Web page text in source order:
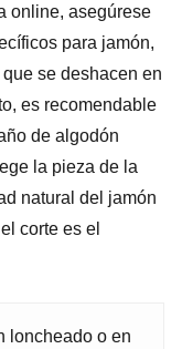
online, asegúrese
para jamón,
se deshacen en
es recomendable
de algodón
la pieza de la
natural del jamón
corte es el
loncheado o en